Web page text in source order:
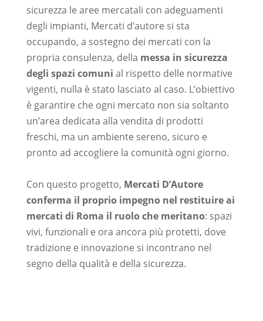
sicurezza le aree mercatali con adeguamenti
degli impianti, Mercati d’autore si sta
occupando, a sostegno dei mercati con la
propria consulenza, della messa in sicurezza
degli spazi comuni al rispetto delle normative
vigenti, nulla è stato lasciato al caso. L’obiettivo
è garantire che ogni mercato non sia soltanto
un’area dedicata alla vendita di prodotti
freschi, ma un ambiente sereno, sicuro e
pronto ad accogliere la comunità ogni giorno.
Con questo progetto, Mercati D’Autore
conferma il proprio impegno nel restituire ai
mercati di Roma il ruolo che meritano: spazi
vivi, funzionali e ora ancora più protetti, dove
tradizione e innovazione si incontrano nel
segno della qualità e della sicurezza.